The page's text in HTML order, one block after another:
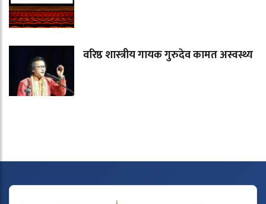
वरिष्ठ शास्त्रीय गायक गुरुदेव कामत अस्वस्थ्य